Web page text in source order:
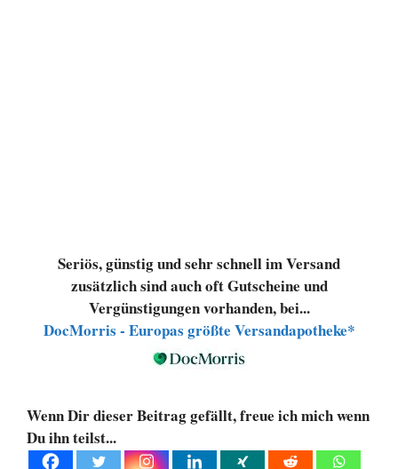
Seriös, günstig und sehr schnell im Versand
zusätzlich sind auch oft Gutscheine und
Vergünstigungen vorhanden, bei...
DocMorris - Europas größte Versandapotheke*
Wenn Dir dieser Beitrag gefällt, freue ich mich wenn
Du ihn teilst...